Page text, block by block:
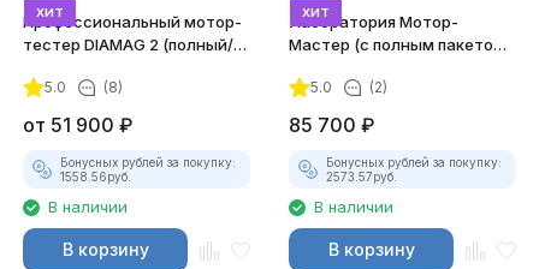
хит
Профессиональный мотор-
тестер DIAMAG 2 (полный/
5.0 (8)
от 51 900 ₽
Бонусных рублей за покупку:
1558.56руб.
В наличии
В корзину
хит
Лаборатория Мотор-
Мастер (с полным пакетом
5.0 (2)
85 700 ₽
Бонусных рублей за покупку:
2573.57руб.
В наличии
В корзину